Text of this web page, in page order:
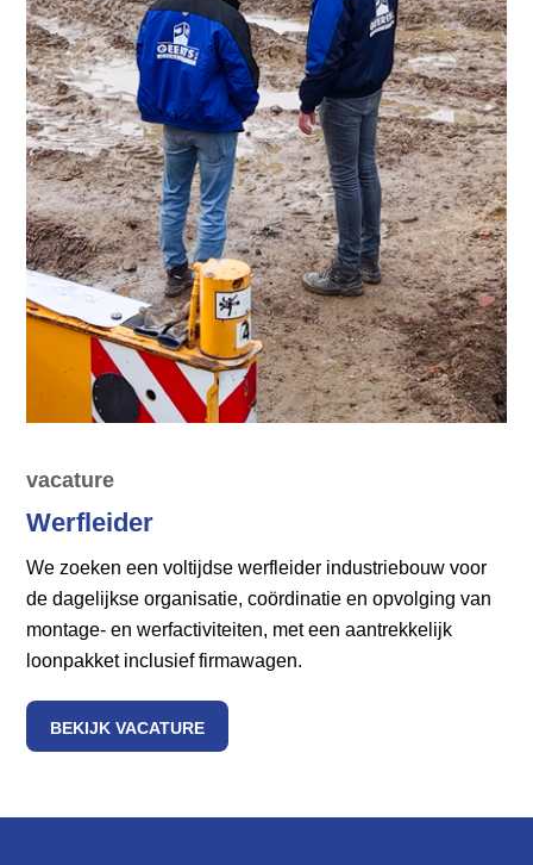
vacature
Werfleider
We zoeken een voltijdse werfleider industriebouw voor
de dagelijkse organisatie, coördinatie en opvolging van
montage- en werfactiviteiten, met een aantrekkelijk
loonpakket inclusief firmawagen.
BEKIJK VACATURE